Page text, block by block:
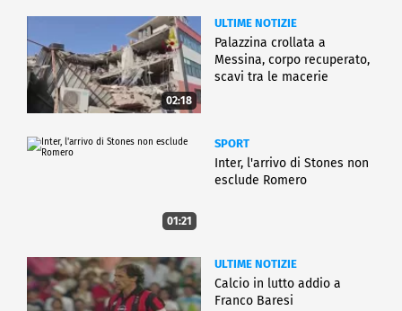
02:18
ULTIME NOTIZIE
Palazzina crollata a
Messina, corpo recuperato,
scavi tra le macerie
01:21
SPORT
Inter, l'arrivo di Stones non
esclude Romero
ULTIME NOTIZIE
Calcio in lutto addio a
Franco Baresi